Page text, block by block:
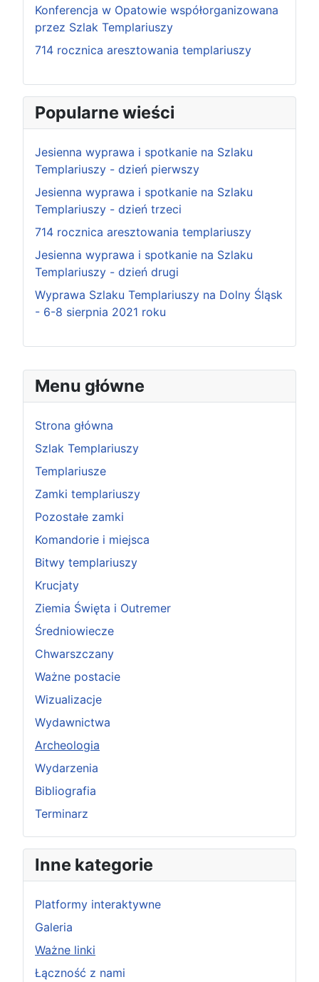
Menu główne
Strona główna
Szlak Templariuszy
Templariusze
Zamki templariuszy
Pozostałe zamki
Komandorie i miejsca
Bitwy templariuszy
Krucjaty
Ziemia Święta i Outremer
Średniowiecze
Chwarszczany
Ważne postacie
Wizualizacje
Wydawnictwa
Archeologia
Wydarzenia
Bibliografia
Terminarz
Inne kategorie
Platformy interaktywne
Galeria
Ważne linki
Łączność z nami
Konferencja w Opatowie współorganizowana
przez Szlak Templariuszy
714 rocznica aresztowania templariuszy
Popularne wieści
Jesienna wyprawa i spotkanie na Szlaku
Templariuszy - dzień pierwszy
Jesienna wyprawa i spotkanie na Szlaku
Templariuszy - dzień trzeci
714 rocznica aresztowania templariuszy
Jesienna wyprawa i spotkanie na Szlaku
Templariuszy - dzień drugi
Wyprawa Szlaku Templariuszy na Dolny Śląsk
- 6-8 sierpnia 2021 roku